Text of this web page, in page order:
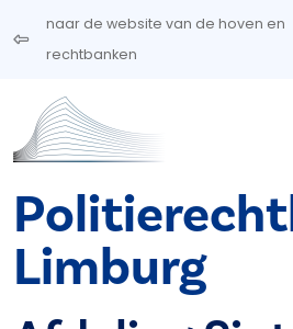
Overslaan en naar de inhoud gaan
naar de website van de hoven en
rechtbanken
Limburg